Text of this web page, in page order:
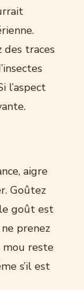
des traces
l’aspect
aigre
Goûtez
goût est
prenez
mou reste
s’il est